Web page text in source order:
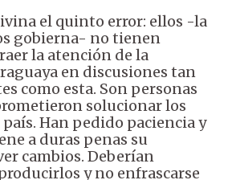
el quinto error: ellos -la
gobierna- no tienen
la atención de la
en discusiones tan
como esta. Son personas
solucionar los
Han pedido paciencia y
a duras penas su
cambios. Deberían
y no enfrascarse